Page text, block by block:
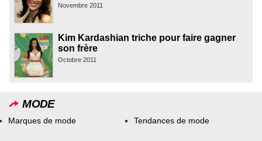
Novembre 2011
Kim Kardashian triche pour faire gagner
son frère
Octobre 2011
MODE
Marques de mode Tendances de mode